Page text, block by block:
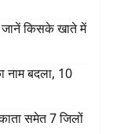
जानें किसके खाते में
नाम बदला, 10
समेत 7 जिलों